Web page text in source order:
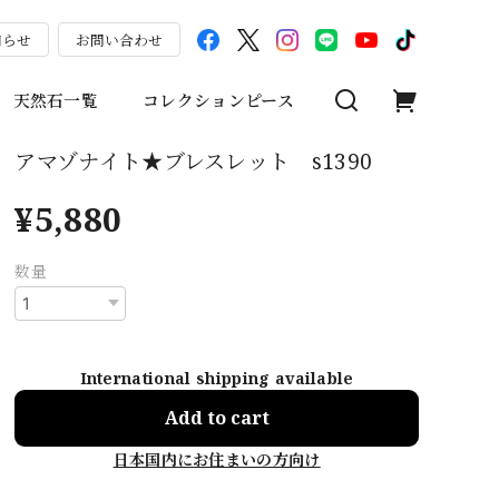
せ お問い合わせ
天然石一覧 コレクションピース
アマゾナイト★ブレスレット s1390
¥5,880
数量
International shipping available
Add to cart
日本国内にお住まいの方向け